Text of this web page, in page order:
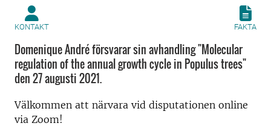
KONTAKT FAKTA
Domenique André försvarar sin avhandling "Molecular
regulation of the annual growth cycle in Populus trees"
den 27 augusti 2021.
Välkommen att närvara vid disputationen online
via Zoom!